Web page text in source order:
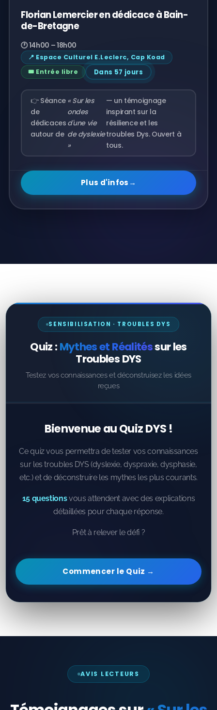
Florian Lemercier en dédicace à Bain-
de-Bretagne
🕐 14h00 – 18h00
📍 Espace Culturel E.Leclerc, Cap Koad
🎟️ Entrée libre
Dans 57 jours
👉 Séance
de
dédicaces
autour de
« Sur les
ondes
d'une vie
de dyslexie
»
— un témoignage
inspirant sur la
résilience et les
troubles Dys. Ouvert à
tous.
Plus d'infos →
SENSIBILISATION · TROUBLES DYS
Quiz :Mythes et Réalitéssur les
Troubles DYS
Testez vos connaissances et déconstruisez les idées
reçues
Bienvenue au Quiz DYS !
Ce quiz vous permettra de tester vos connaissances
sur les troubles DYS (dyslexie, dyspraxie, dysphasie,
etc.) et de déconstruire les mythes les plus courants.
15 questionsvous attendent avec des explications
détaillées pour chaque réponse.
Prêt à relever le défi ?
Commencer le Quiz →
AVIS LECTEURS